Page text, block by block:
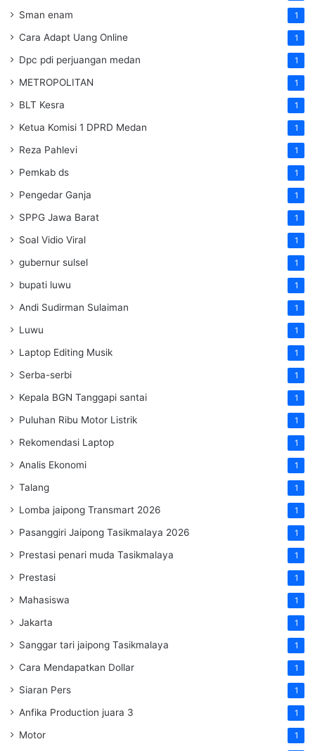
Sman enam 1
Cara Adapt Uang Online 1
Dpc pdi perjuangan medan 1
METROPOLITAN 1
BLT Kesra 1
Ketua Komisi 1 DPRD Medan 1
Reza Pahlevi 1
Pemkab ds 1
Pengedar Ganja 1
SPPG Jawa Barat 1
Soal Vidio Viral 1
gubernur sulsel 1
bupati luwu 1
Andi Sudirman Sulaiman 1
Luwu 1
Laptop Editing Musik 1
Serba-serbi 1
Kepala BGN Tanggapi santai 1
Puluhan Ribu Motor Listrik 1
Rekomendasi Laptop 1
Analis Ekonomi 1
Talang 1
Lomba jaipong Transmart 2026 1
Pasanggiri Jaipong Tasikmalaya 2026 1
Prestasi penari muda Tasikmalaya 1
Prestasi 1
Mahasiswa 1
Jakarta 1
Sanggar tari jaipong Tasikmalaya 1
Cara Mendapatkan Dollar 1
Siaran Pers 1
Anfika Production juara 3 1
Motor 1